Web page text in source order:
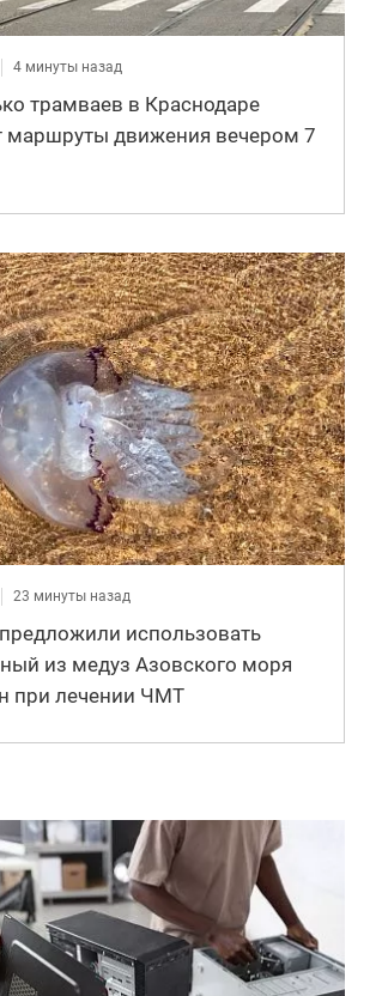
4 минуты назад
трамваев в Краснодаре
маршруты движения вечером 7
23 минуты назад
использовать
из медуз Азовского моря
при лечении ЧМТ